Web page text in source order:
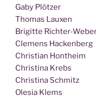
Gaby Plötzer
Tho­mas Lauxen
Bri­git­te Richter-
Cle­mens Hackenberg
Chris­ti­an Hontheim
Chris­ti­na Krebs
Chris­ti­na Schmitz
Ole­sia Klems